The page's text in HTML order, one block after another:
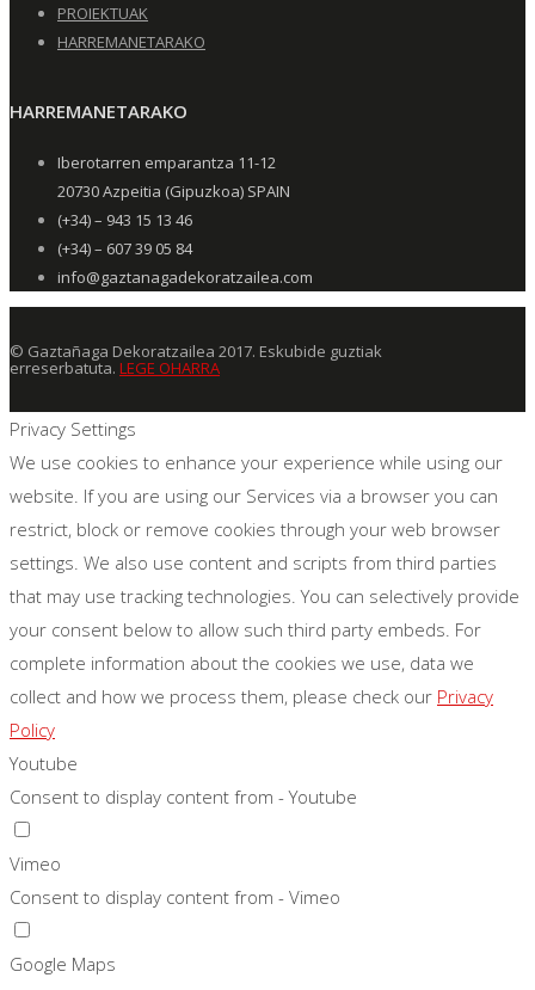
PROIEKTUAK
HARREMANETARAKO
HARREMANETARAKO
Iberotarren emparantza 11-12
20730 Azpeitia (Gipuzkoa) SPAIN
(+34) – 943 15 13 46
(+34) – 607 39 05 84
info@gaztanagadekoratzailea.com
© Gaztañaga Dekoratzailea 2017. Eskubide guztiak
erreserbatuta. LEGE OHARRA
Privacy Settings
We use cookies to enhance your experience while using our
website. If you are using our Services via a browser you can
restrict, block or remove cookies through your web browser
settings. We also use content and scripts from third parties
that may use tracking technologies. You can selectively provide
your consent below to allow such third party embeds. For
complete information about the cookies we use, data we
collect and how we process them, please check our Privacy
Policy
Youtube
Consent to display content from - Youtube
Vimeo
Consent to display content from - Vimeo
Google Maps